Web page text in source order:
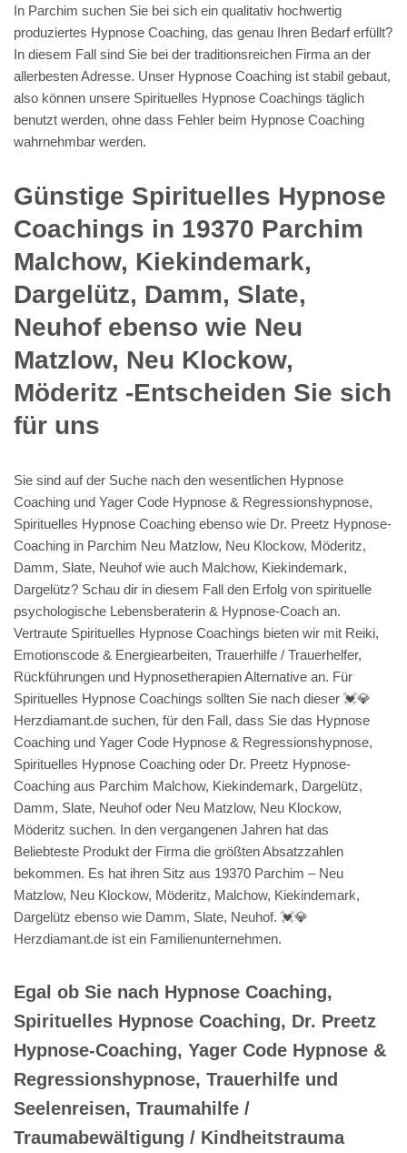
In Parchim suchen Sie bei sich ein qualitativ hochwertig
produziertes Hypnose Coaching, das genau Ihren Bedarf erfüllt?
In diesem Fall sind Sie bei der traditionsreichen Firma an der
allerbesten Adresse. Unser Hypnose Coaching ist stabil gebaut,
also können unsere Spirituelles Hypnose Coachings täglich
benutzt werden, ohne dass Fehler beim Hypnose Coaching
wahrnehmbar werden.
Günstige Spirituelles Hypnose
Coachings in 19370 Parchim
Malchow, Kiekindemark,
Dargelütz, Damm, Slate,
Neuhof ebenso wie Neu
Matzlow, Neu Klockow,
Möderitz -Entscheiden Sie sich
für uns
Sie sind auf der Suche nach den wesentlichen Hypnose
Coaching und Yager Code Hypnose & Regressionshypnose,
Spirituelles Hypnose Coaching ebenso wie Dr. Preetz Hypnose-
Coaching in Parchim Neu Matzlow, Neu Klockow, Möderitz,
Damm, Slate, Neuhof wie auch Malchow, Kiekindemark,
Dargelütz? Schau dir in diesem Fall den Erfolg von spirituelle
psychologische Lebensberaterin & Hypnose-Coach an.
Vertraute Spirituelles Hypnose Coachings bieten wir mit Reiki,
Emotionscode & Energiearbeiten, Trauerhilfe / Trauerhelfer,
Rückführungen und Hypnosetherapien Alternative an. Für
Spirituelles Hypnose Coachings sollten Sie nach dieser 💓️💎
Herzdiamant.de suchen, für den Fall, dass Sie das Hypnose
Coaching und Yager Code Hypnose & Regressionshypnose,
Spirituelles Hypnose Coaching oder Dr. Preetz Hypnose-
Coaching aus Parchim Malchow, Kiekindemark, Dargelütz,
Damm, Slate, Neuhof oder Neu Matzlow, Neu Klockow,
Möderitz suchen. In den vergangenen Jahren hat das
Beliebteste Produkt der Firma die größten Absatzzahlen
bekommen. Es hat ihren Sitz aus 19370 Parchim – Neu
Matzlow, Neu Klockow, Möderitz, Malchow, Kiekindemark,
Dargelütz ebenso wie Damm, Slate, Neuhof. 💓️💎
Herzdiamant.de ist ein Familienunternehmen.
Egal ob Sie nach Hypnose Coaching,
Spirituelles Hypnose Coaching, Dr. Preetz
Hypnose-Coaching, Yager Code Hypnose &
Regressionshypnose, Trauerhilfe und
Seelenreisen, Traumahilfe /
Traumabewältigung / Kindheitstrauma